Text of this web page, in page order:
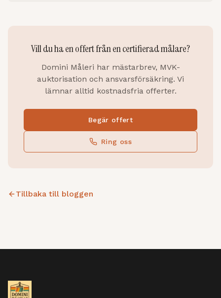
Vill du ha en offert från en certifierad målare?
Domini Måleri har mästarbrev, MVK-
auktorisation och ansvarsförsäkring. Vi
lämnar alltid kostnadsfria offerter.
Begär offert
Ring oss
Tillbaka till bloggen